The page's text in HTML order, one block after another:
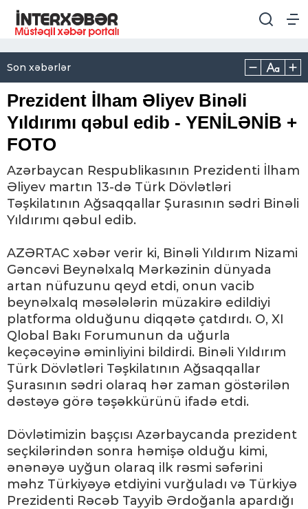
Son xəbərlər
Prezident İlham Əliyev Binəli
Yıldırımı qəbul edib - YENİLƏNİB +
FOTO
Azərbaycan Respublikasının Prezidenti İlham
Əliyev martın 13-də Türk Dövlətləri
Təşkilatının Ağsaqqallar Şurasının sədri Binəli
Yıldırımı qəbul edib.
AZƏRTAC xəbər verir ki, Binəli Yıldırım Nizami
Gəncəvi Beynəlxalq Mərkəzinin dünyada
artan nüfuzunu qeyd etdi, onun vacib
beynəlxalq məsələlərin müzakirə edildiyi
platforma olduğunu diqqətə çatdırdı. O, XI
Qlobal Bakı Forumunun da uğurla
keçəcəyinə əminliyini bildirdi. Binəli Yıldırım
Türk Dövlətləri Təşkilatının Ağsaqqallar
Şurasının sədri olaraq hər zaman göstərilən
dəstəyə görə təşəkkürünü ifadə etdi.
Dövlətimizin başçısı Azərbaycanda prezident
seçkilərindən sonra həmişə olduğu kimi,
ənənəyə uyğun olaraq ilk rəsmi səfərini
məhz Türkiyəyə etdiyini vurğuladı və Türkiyə
Prezidenti Rəcəb Tayyib Ərdoğanla apardığı